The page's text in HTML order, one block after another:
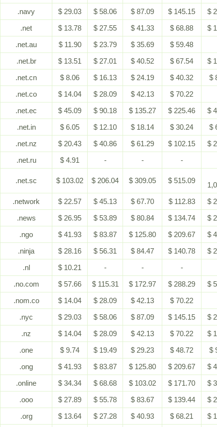
.navy
$ 29.03 $ 58.06 $ 87.09 $ 145.15
$
.net
$ 13.78 $ 27.55 $ 41.33 $ 68.88
$
.net.au
$ 11.90 $ 23.79 $ 35.69
$ 59.48
.net.br
$ 13.51 $ 27.01 $ 40.52 $ 67.54
$
.net.cn
$ 8.06 $ 16.13 $ 24.19 $ 40.32
$
.net.co
$ 14.04 $ 28.09 $ 42.13
$ 70.22
.net.ec
$ 45.09 $ 90.18 $ 135.27 $ 225.46
$
.net.in
$ 6.05 $ 12.10 $ 18.14 $ 30.24
$
.net.nz
$ 20.43 $ 40.86 $ 61.29 $ 102.15
$
.net.ru
$ 4.91 - - -
.net.sc $ 103.02 $ 206.04 $ 309.05 $ 515.09
.network
$ 22.57 $ 45.13 $ 67.70 $ 112.83
$
.news
$ 26.95 $ 53.89 $ 80.84 $ 134.74
$
.ngo
$ 41.93 $ 83.87 $ 125.80 $ 209.67
$
.ninja
$ 28.16 $ 56.31 $ 84.47 $ 140.78
$
.nl
$ 10.21 - -
-
.no.com
$ 57.66 $ 115.31 $ 172.97 $ 288.29
$
.nom.co
$ 14.04 $ 28.09 $ 42.13
$ 70.22
.nyc
$ 29.03 $ 58.06 $ 87.09 $ 145.15
$
.nz
$ 14.04 $ 28.09 $ 42.13 $ 70.22
$
.one
$ 9.74 $ 19.49 $ 29.23 $ 48.72
$
.ong
$ 41.93 $ 83.87 $ 125.80 $ 209.67
$
.online
$ 34.34 $ 68.68 $ 103.02 $ 171.70
$
.ooo
$ 27.89 $ 55.78 $ 83.67 $ 139.44
$
.org
$ 13.64 $ 27.28 $ 40.93 $ 68.21
$